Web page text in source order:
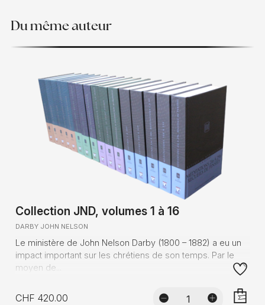
Du même auteur
Collection JND, volumes 1 à 16
DARBY JOHN NELSON
Le ministère de John Nelson Darby (1800 – 1882) a eu un
impact important sur les chrétiens de son temps. Par le
moyen de...
CHF 420.00